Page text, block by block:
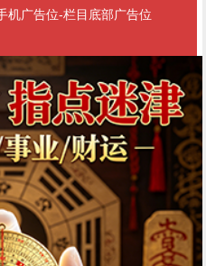
机广告位-栏目底部广告位